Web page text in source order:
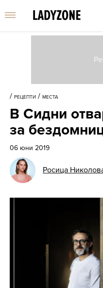
/ РЕЦЕПТИ / МЕСТА
В Сидни
за
06 юни 2019
Росица